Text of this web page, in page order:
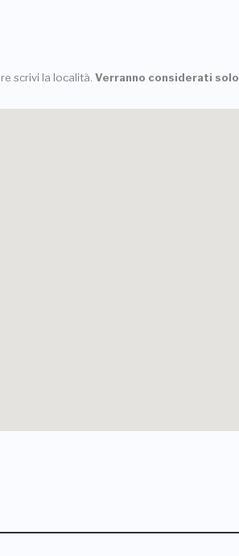
scrivi la località. Verranno considerati solo